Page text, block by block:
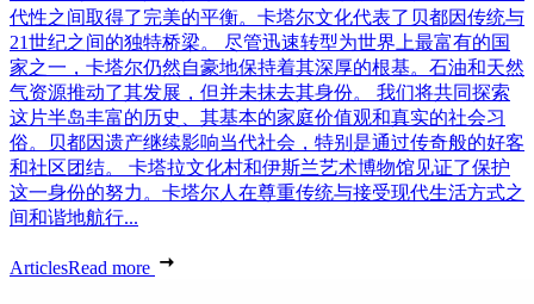
代性之间取得了完美的平衡。卡塔尔文化代表了贝都因传统与
21世纪之间的独特桥梁。 尽管迅速转型为世界上最富有的国
家之一，卡塔尔仍然自豪地保持着其深厚的根基。石油和天然
气资源推动了其发展，但并未抹去其身份。 我们将共同探索
这片半岛丰富的历史、其基本的家庭价值观和真实的社会习
俗。贝都因遗产继续影响当代社会，特别是通过传奇般的好客
和社区团结。 卡塔拉文化村和伊斯兰艺术博物馆见证了保护
这一身份的努力。卡塔尔人在尊重传统与接受现代生活方式之
间和谐地航行...
ArticlesRead more